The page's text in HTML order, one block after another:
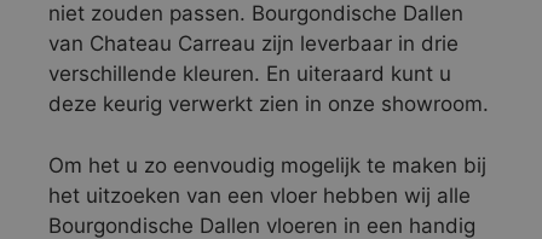
niet zouden passen. Bourgondische Dallen
van Chateau Carreau zijn leverbaar in drie
verschillende kleuren. En uiteraard kunt u
deze keurig verwerkt zien in onze showroom.
Om het u zo eenvoudig mogelijk te maken bij
het uitzoeken van een vloer hebben wij alle
Bourgondische Dallen vloeren in een handig